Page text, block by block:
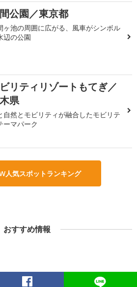
公園／東京都
ヶ池の周囲に広がる、風車がシンボル
辺の公園
リティリゾートもてぎ／
県
自然とモビリティが融合したモビリテ
ーマパーク
人気スポットランキング
おすすめ情報